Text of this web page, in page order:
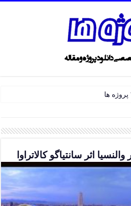
اثر سانتیاگو کالاتراوا